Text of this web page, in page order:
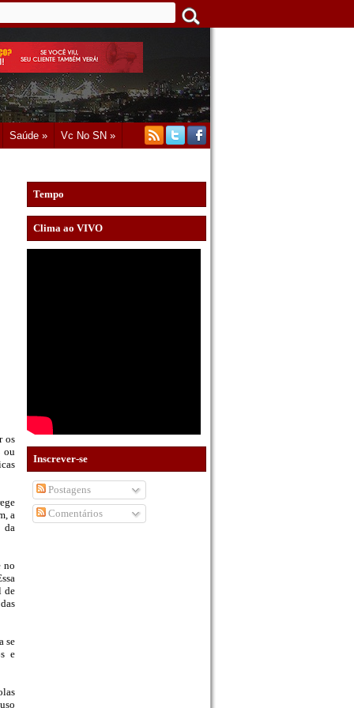
Saúde » Vc No SN »
os
ou
a
da
no
de
se
e
Tempo
Clima ao VIVO
Inscrever-se
Postagens
Comentários